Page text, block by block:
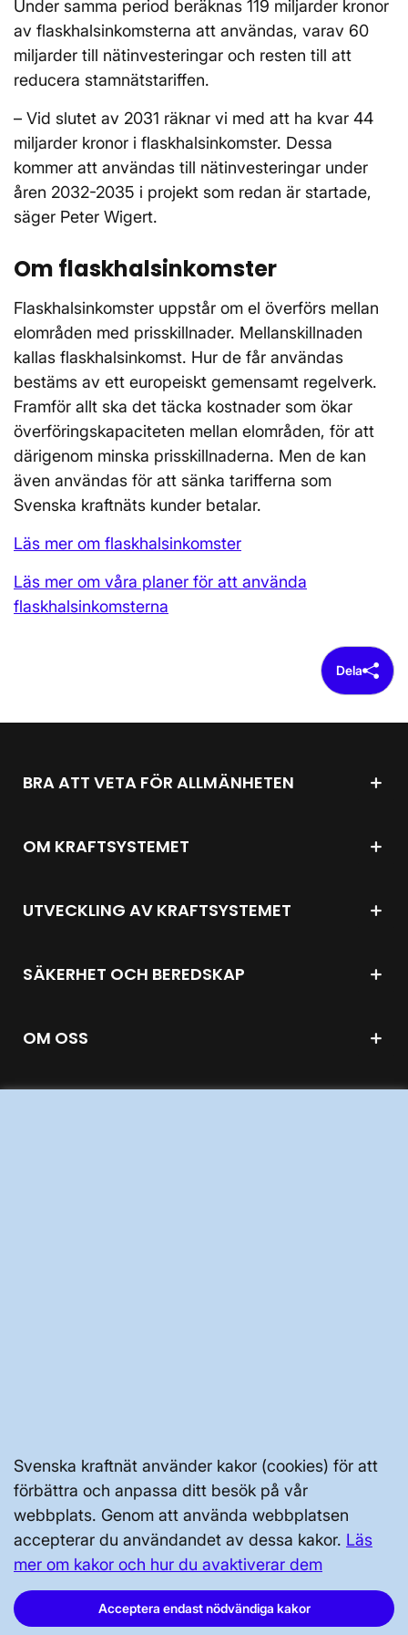
Svenska kraftnät använder kakor (cookies) för att
förbättra och anpassa ditt besök på vår
webbplats. Genom att använda webbplatsen
accepterar du användandet av dessa kakor. Läs
mer om kakor och hur du avaktiverar dem
Acceptera endast nödvändiga kakor
Under samma period beräknas 119 miljarder kronor
av flaskhalsinkomsterna att användas, varav 60
miljarder till nätinvesteringar och resten till att
reducera stamnätstariffen.
– Vid slutet av 2031 räknar vi med att ha kvar 44
miljarder kronor i flaskhalsinkomster. Dessa
kommer att användas till nätinvesteringar under
åren 2032-2035 i projekt som redan är startade,
säger Peter Wigert.
Om flaskhalsinkomster
Flaskhalsinkomster uppstår om el överförs mellan
elområden med prisskillnader. Mellanskillnaden
kallas flaskhalsinkomst. Hur de får användas
bestäms av ett europeiskt gemensamt regelverk.
Framför allt ska det täcka kostnader som ökar
överföringskapaciteten mellan elområden, för att
därigenom minska prisskillnaderna. Men de kan
även användas för att sänka tarifferna som
Svenska kraftnäts kunder betalar.
Läs mer om flaskhalsinkomster
Läs mer om våra planer för att använda
flaskhalsinkomsterna
Dela
BRA ATT VETA FÖR ALLMÄNHETEN
OM KRAFTSYSTEMET
UTVECKLING AV KRAFTSYSTEMET
SÄKERHET OCH BEREDSKAP
OM OSS
Kontakta oss
Press och nyheter
Prenumerera
Vår dataskyddspolicy
Tillgänglighetsredogörelse